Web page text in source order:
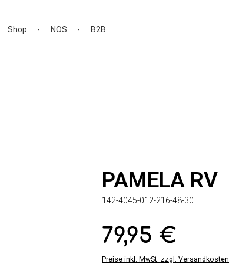
Shop NOS B2B
PAMELA RV
142-4045-012-216-48-30
Regulärer Preis:
79,95 €
Preise inkl. MwSt. zzgl. Versandkosten